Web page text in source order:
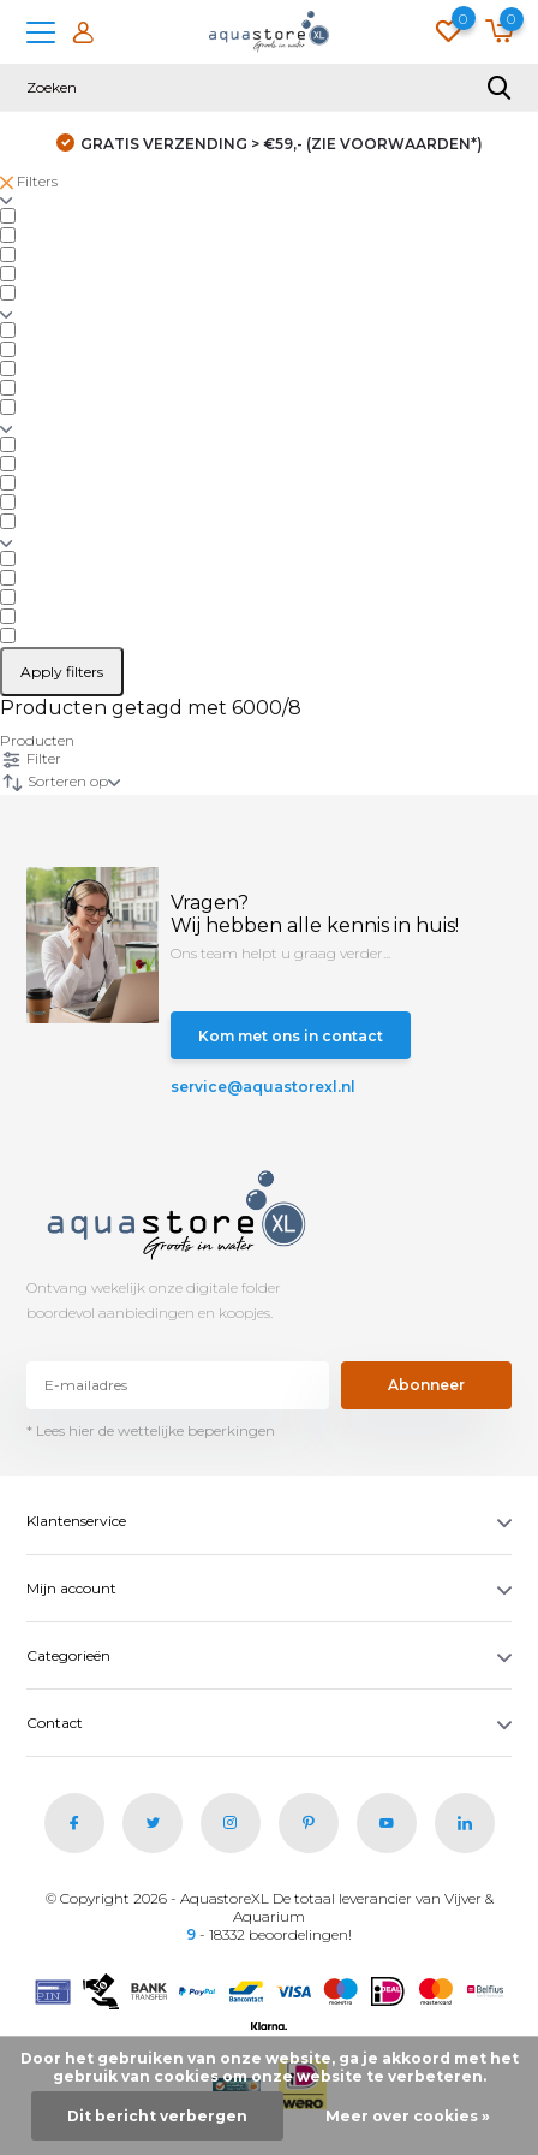
0 0
GRATIS VERZENDING > €59,- (ZIE VOORWAARDEN*)
Filters
Apply filters
Producten getagd met 6000/8
Producten
Filter
Sorteren op
Vragen?
Wij hebben alle kennis in huis!
Ons team helpt u graag verder...
Kom met ons in contact
service@aquastorexl.nl
Ontvang wekelijk onze digitale folder
boordevol aanbiedingen en koopjes.
Abonneer
* Lees hier de wettelijke beperkingen
Klantenservice
Mijn account
Categorieën
Contact
© Copyright 2026 - AquastoreXL De totaal leverancier van Vijver &
Aquarium
9 - 18332 beoordelingen!
Door het gebruiken van onze website, ga je akkoord met het
gebruik van cookies om onze website te verbeteren.
Dit bericht verbergen Meer over cookies »